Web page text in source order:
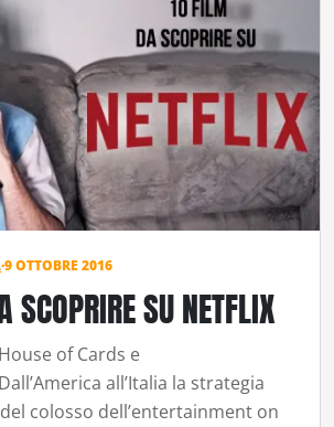
·9 OTTOBRE 2016
SU NETFLIX
of Cards e
all’Italia la strategia
colosso dell’entertainment on